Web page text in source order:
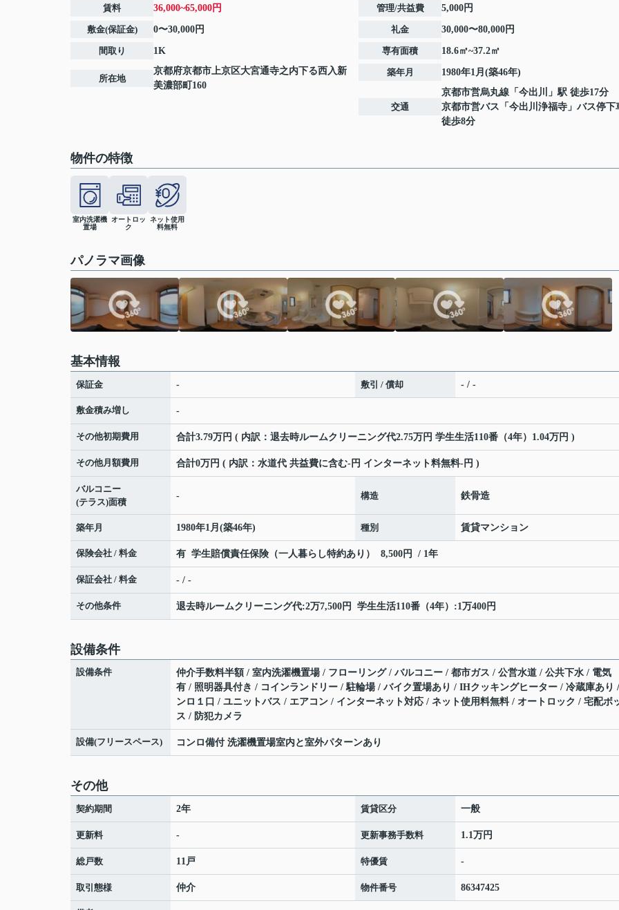
賃料 36,000~65,000円
敷金(保証金) 0〜30,000円
間取り 1K
所在地
京都府京都市上京区大宮通寺之内下る西入新
美濃部町160
管理/共益費 5,000円
礼金 30,000〜80,000円
専有面積 18.6㎡~37.2㎡
築年月 1980年1月(築46年)
交通
京都市営烏丸線 「 今出川
」駅 徒歩17分
京都市営バス「今出川浄福寺」バス停
徒歩8分
物件の特徴
室内洗濯機
置場
オートロッ
ク
ネット使用
料無料
パノラマ画像
基本情報
保証金 - 敷引 / 償却 - / -
敷金積み増し -
その他初期費用 合計3.79万円 ( 内訳：退去時ルームクリーニング代2.75万円 学生生活110番（4年）1.04万円 )
その他月額費用 合計0万円 ( 内訳：水道代 共益費に含む-円 インターネット料無料-円 )
バルコニー
(テラス)面積
- 構造 鉄骨造
築年月 1980年1月(築46年) 種別 賃貸マンション
保険会社 / 料金 有 学生賠償責任保険（一人暮らし特約あり） 8,500円 / 1年
保証会社 / 料金 - / -
その他条件 退去時ルームクリーニング代:2万7,500円 学生生活110番（4年）:1万400円
設備条件
設備条件
仲介手数料半額 / 室内洗濯機置場 / フローリング / バルコニー / 都市ガス / 公営水道 / 公共下水 / 電気
有 / 照明器具付き / コインランドリー / 駐輪場 / バイク置場あり / IHクッキングヒーター / 冷蔵庫あり
ンロ１口 / ユニットバス / エアコン / インターネット対応 / ネット使用料無料 / オートロック / 宅配ボ
ス / 防犯カメラ
設備(フリースペース) コンロ備付 洗濯機置場室内と室外パターンあり
その他
契約期間 2年 賃貸区分 一般
更新料 - 更新事務手数料 1.1万円
総戸数 11戸 特優賃 -
取引態様 仲介 物件番号 86347425